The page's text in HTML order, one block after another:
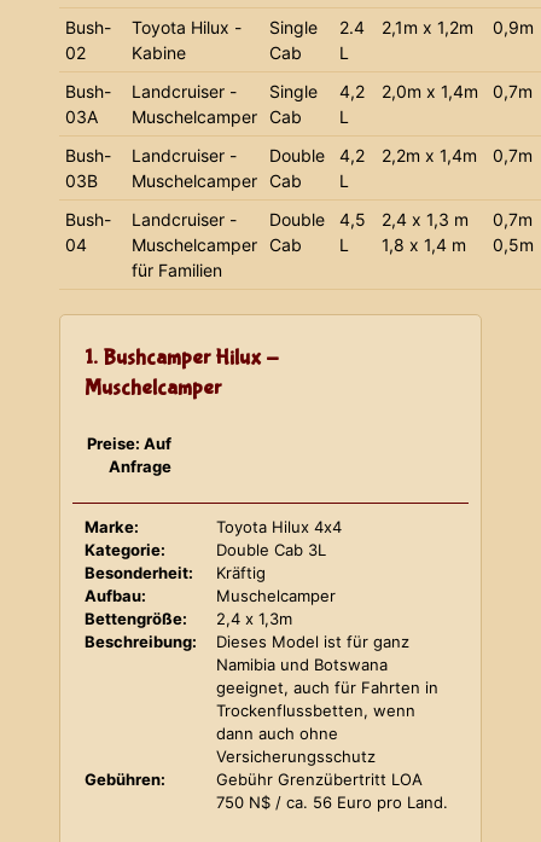
Bush-
02
Toyota Hilux -
Kabine
Single
Cab
2.4
L
2,1m x 1,2m 0,9m
Bush-
03A
Landcruiser -
Muschelcamper
Single
Cab
4,2
L
2,0m x 1,4m 0,7m
Bush-
03B
Landcruiser -
Muschelcamper
Double
Cab
4,2
L
2,2m x 1,4m 0,7m
Bush-
04
Landcruiser -
Muschelcamper
für Familien
Double
Cab
4,5
L
2,4 x 1,3 m
1,8 x 1,4 m
0,7m
0,5m
1. Bushcamper Hilux -
Muschelcamper
Preise: Auf
Anfrage
Marke:
Toyota Hilux 4x4
Kategorie:
Double Cab 3L
Besonderheit:
Kräftig
Aufbau:
Muschelcamper
Bettengröße:
2,4 x 1,3m
Beschreibung:
Dieses Model ist für ganz
Namibia und Botswana
geeignet, auch für Fahrten in
Trockenflussbetten, wenn
dann auch ohne
Versicherungsschutz
Gebühren:
Gebühr Grenzübertritt LOA
750 N$ / ca. 56 Euro pro Land.